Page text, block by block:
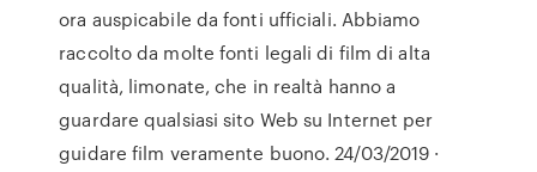
ora auspicabile da fonti ufficiali. Abbiamo
raccolto da molte fonti legali di film di alta
qualità, limonate, che in realtà hanno a
guardare qualsiasi sito Web su Internet per
guidare film veramente buono. 24/03/2019 ·